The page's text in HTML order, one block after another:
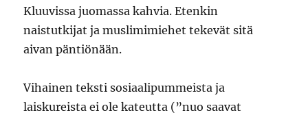
Kluuvissa juomassa kahvia. Etenkin
naistutkijat ja muslimimiehet tekevät sitä
aivan päntiönään.
Vihainen teksti sosiaalipummeista ja
laiskureista ei ole kateutta (”nuo saavat